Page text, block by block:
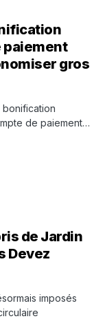
paiement
gros
de paiement…
de Jardin
Devez
imposés